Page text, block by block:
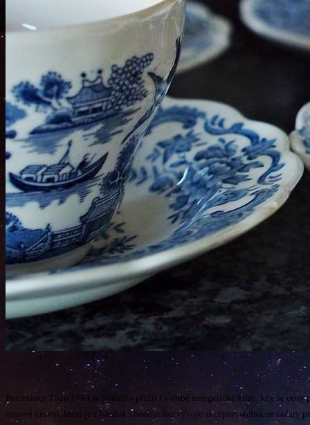
Search
Porcelánce Thun 1794 se podařilo přežít i v době energetické krize, kdy se
cenové úrovni, která je z hlediska budoucího vývoje akceptovatelná, se začaly